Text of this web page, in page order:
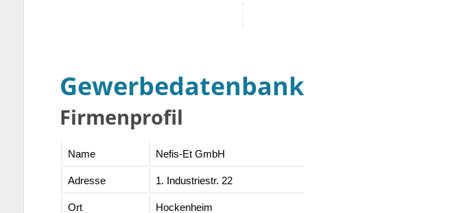
Gewerbedatenbank
Firmenprofil
Name Nefis-Et GmbH
Adresse 1. Industriestr. 22
Ort Hockenheim